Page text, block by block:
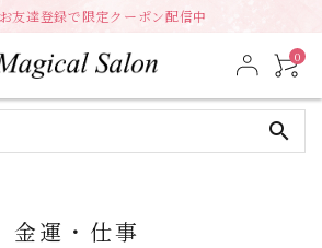
友達登録で限定クーポン配信中
0
search
金運・仕事